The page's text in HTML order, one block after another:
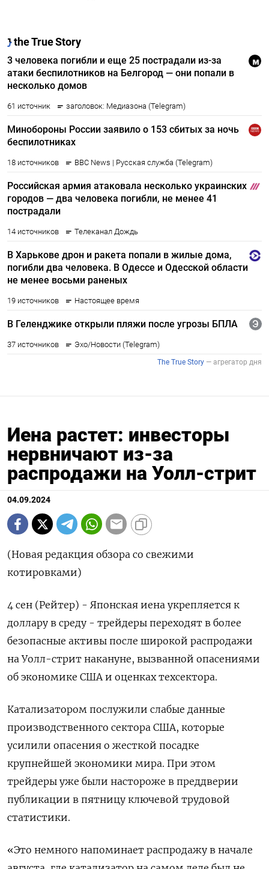
Иена растет: инвесторы
нервничают из-за
распродажи на Уолл-стрит
04.09.2024
(Новая редакция обзора со свежими
котировками)
4 сен (Рейтер) - Японская иена укрепляется к
доллару в среду - трейдеры переходят в более
безопасные активы после широкой распродажи
на Уолл-стрит накануне, вызванной опасениями
об экономике США и оценках техсектора.
Катализатором послужили слабые данные
производственного сектора США, которые
усилили опасения о жесткой посадке
крупнейшей экономики мира. При этом
трейдеры уже были настороже в преддверии
публикации в пятницу ключевой трудовой
статистики.
«Это немного напоминает распродажу в начале